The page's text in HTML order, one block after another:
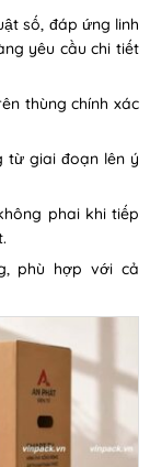
số, đáp ứng linh
yêu cầu chi tiết
thùng chính xác
từ giai đoạn lên ý
phai khi tiếp
phù hợp với cả